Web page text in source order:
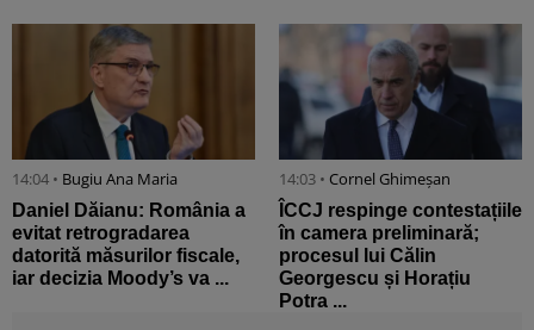
14:04 • Bugiu ⁠Ana Maria
Daniel Dăianu: România a
evitat retrogradarea
datorită măsurilor fiscale,
iar decizia Moody’s va ...
14:03 • Cornel Ghimeșan
ÎCCJ respinge contestațiile
în camera preliminară;
procesul lui Călin
Georgescu și Horațiu
Potra ...